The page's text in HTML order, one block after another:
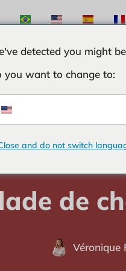
de
Véronique
detected you might
you want to change to:
and do not switch